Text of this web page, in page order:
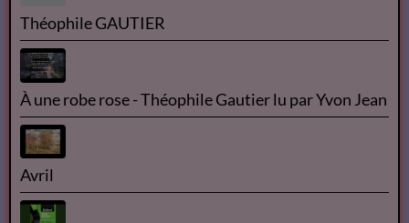
Théophile GAUTIER
À une robe rose - Théophile Gautier lu par Yvon Jean
Avril